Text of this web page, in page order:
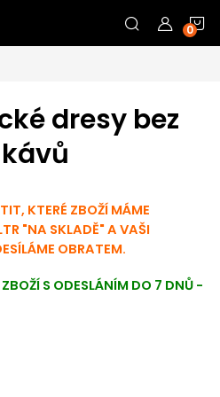
dresy bez
KTERÉ ZBOŽÍ MÁME
"NA SKLADĚ" A VAŠI
OBRATEM.
S ODESLÁNÍM DO 7 DNŮ -